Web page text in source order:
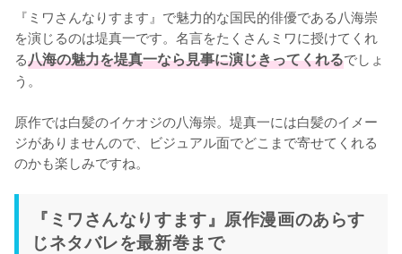
『ミワさんなりすます』で魅力的な国民的俳優である八海崇
を演じるのは堤真一です。名言をたくさんミワに授けてくれ
る八海の魅力を堤真一なら見事に演じきってくれるでしょ
う。
原作では白髪のイケオジの八海崇。堤真一には白髪のイメー
ジがありませんので、ビジュアル面でどこまで寄せてくれる
のかも楽しみですね。
『ミワさんなりすます』原作漫画のあらす
じネタバレを最新巻まで